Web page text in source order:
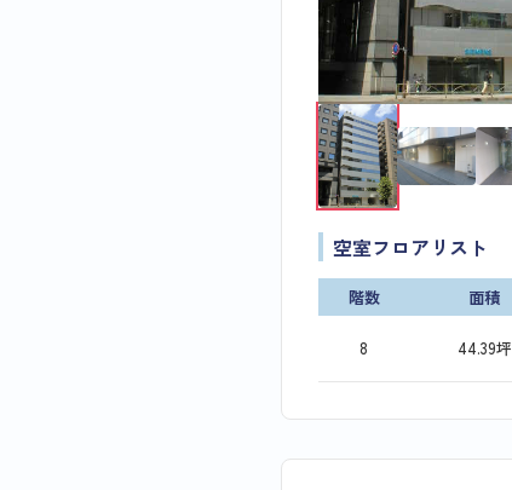
空室フロアリスト
階数 面積
8 44.39坪